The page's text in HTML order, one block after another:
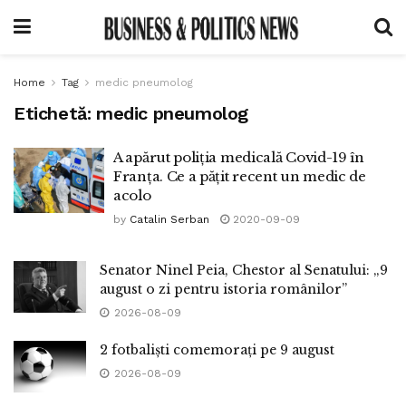
Home Tag medic pneumolog
Etichetă: medic pneumolog
A apărut poliția medicală Covid-19 în
Franța. Ce a pățit recent un medic de
acolo
by Catalin Serban 2020-09-09
Senator Ninel Peia, Chestor al Senatului: „9
august o zi pentru istoria românilor”
2026-08-09
2 fotbaliști comemorați pe 9 august
2026-08-09